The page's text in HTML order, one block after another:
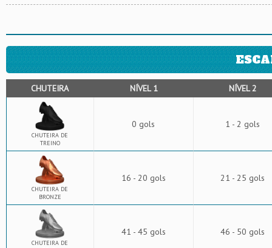
CHUTEIRA NÍVEL 1 NÍVEL 2
CHUTEIRA DE
TREINO
0 gols 1 - 2 gols
CHUTEIRA DE
BRONZE
16 - 20 gols 21 - 25 gols
CHUTEIRA DE
41 - 45 gols 46 - 50 gols